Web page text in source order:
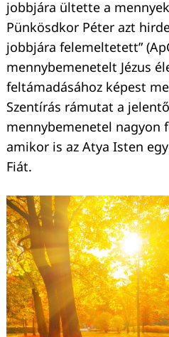
jobbjára ültette a
Pünkösdkor Péter azt
jobbjára felemeltetett”
mennybemenetelt Jézus
feltámadásához képest
Szentírás rámutat a
mennybemenetel nagyon
amikor is az Atya Isten
Fiát.